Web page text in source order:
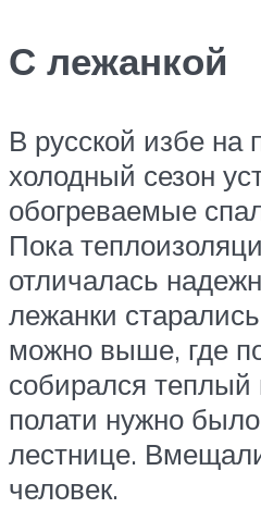
С лежанкой
В русской избе на
холодный сезон
обогреваемые
Пока
отличалась
лежанки
можно выше, где
собирался теплый
полати нужно
лестнице.
человек.